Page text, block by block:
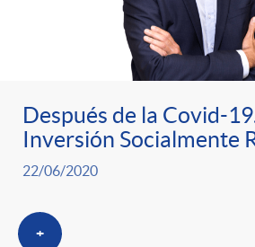
n
s
a
t
e
Después de la Covid-
Inversión Socialmente
22/06/2020
+